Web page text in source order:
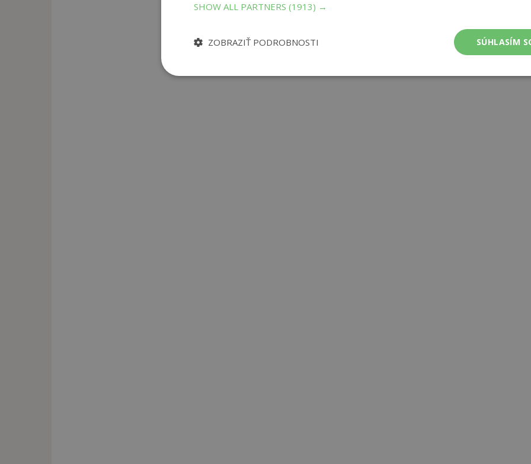
SHOW ALL PARTNERS (1913) →
SÚHLASÍM
ZOBRAZIŤ PODROBNOSTI